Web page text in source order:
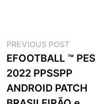
Navegação
de
artigos
PREVIOUS POSTPrevious
post:
EFOOTBALL ™ PES
2022 PPSSPP
ANDROID PATCH